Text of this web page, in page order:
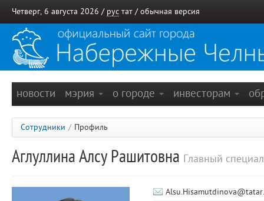
Четверг, 6 августа 2026 / рус тат / обычная версия
новости мэрия о городе инвесторам
Сотрудники / Профиль
Аглуллина Алсу Рашитовна Главный